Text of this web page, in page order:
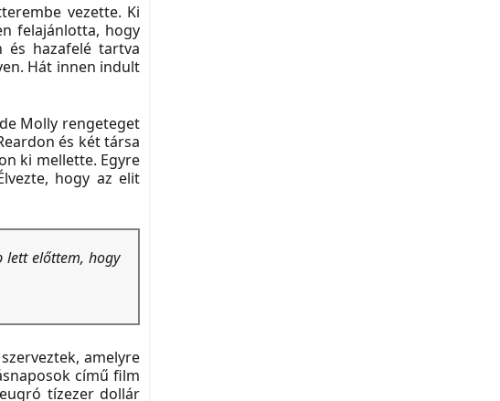
vezette. Ki
felajánlotta, hogy
és hazafelé tartva
Hát innen indult
Molly rengeteget
és két társa
ki mellette. Egyre
hogy az elit
lett előttem, hogy
amelyre
című film
tízezer dollár